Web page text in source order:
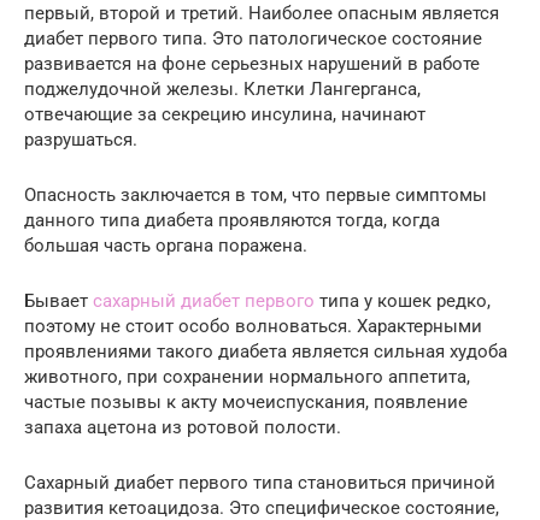
первый, второй и третий. Наиболее опасным является
диабет первого типа. Это патологическое состояние
развивается на фоне серьезных нарушений в работе
поджелудочной железы. Клетки Лангерганса,
отвечающие за секрецию инсулина, начинают
разрушаться.
Опасность заключается в том, что первые симптомы
данного типа диабета проявляются тогда, когда
большая часть органа поражена.
Бывает сахарный диабет первого типа у кошек редко,
поэтому не стоит особо волноваться. Характерными
проявлениями такого диабета является сильная худоба
животного, при сохранении нормального аппетита,
частые позывы к акту мочеиспускания, появление
запаха ацетона из ротовой полости.
Сахарный диабет первого типа становиться причиной
развития кетоацидоза. Это специфическое состояние,